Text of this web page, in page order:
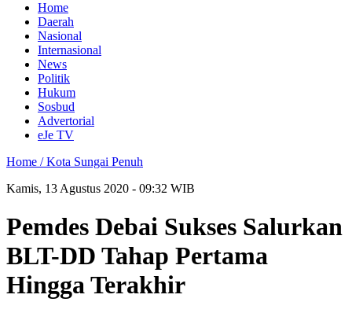
Home
Daerah
Nasional
Internasional
News
Politik
Hukum
Sosbud
Advertorial
eJe TV
Home /Kota Sungai Penuh
Kamis, 13 Agustus 2020 - 09:32 WIB
Pemdes Debai Sukses Salurkan
BLT-DD Tahap Pertama
Hingga Terakhir